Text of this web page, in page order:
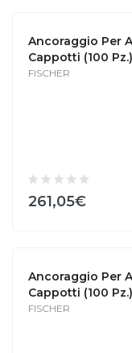
Ancoraggio Per
Cappotti (100 Pz.)
FISCHER
261,05€
Ancoraggio Per
Cappotti (100 Pz.)
FISCHER